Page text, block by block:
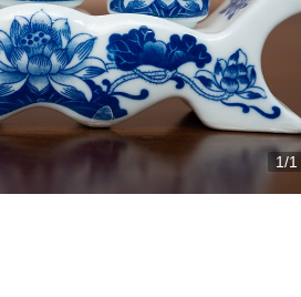
1/1